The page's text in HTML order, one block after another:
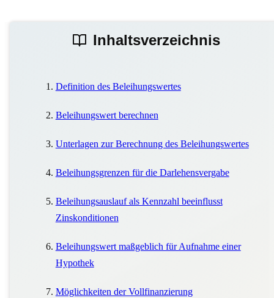
Inhaltsverzeichnis
Definition des Beleihungswertes
Beleihungswert berechnen
Unterlagen zur Berechnung des Beleihungswertes
Beleihungsgrenzen für die Darlehensvergabe
Beleihungsauslauf als Kennzahl beeinflusst
Zinskonditionen
Beleihungswert maßgeblich für Aufnahme einer
Hypothek
Möglichkeiten der Vollfinanzierung